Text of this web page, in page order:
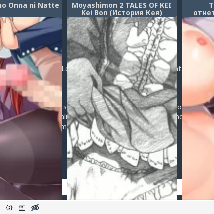
Onna ni Natte Moyashimon 2 TALES OF KEI
Kei Bon (История Кея)
Post a comment
Loginorregisterto post a comment.
premium, fast speed and reliable private proxies now even
Premium Quality, Ultra-fast Speed, Unlimited Bandwidth,
Dreamproxies.com
Добавить комментарий
Оставить комментарий